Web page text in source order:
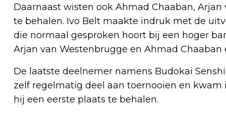
Daarnaast wisten ook Ahmad Chaaban,
te behalen. Ivo Belt maakte indruk met de
die normaal gesproken hoort bij een hoger
Arjan van Westenbrugge en Ahmad
De laatste deelnemer namens Budokai
zelf regelmatig deel aan toernooien en
hij een eerste plaats te behalen.